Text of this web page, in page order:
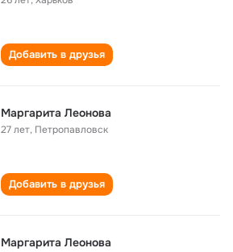
Добавить в друзья
Маргарита Леонова
27 лет, Петропавловск
Добавить в друзья
Маргарита Леонова